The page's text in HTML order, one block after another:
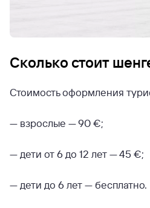
Сколько стоит
Стоимость оформления
— взрослые — 90 €;
— дети от 6 до 12 лет — 45 €;
— дети до 6 лет — бесплатно.